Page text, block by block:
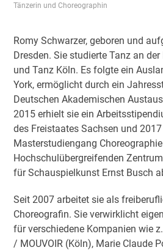
Tänzerin und Choreographin
Romy Schwarzer, geboren und
Dresden. Sie studierte Tanz an
und Tanz Köln. Es folgte ein
York, ermöglicht durch ein
Deutschen Akademischen
2015 erhielt sie ein
des Freistaates Sachsen und
Masterstudiengang
Hochschulübergreifenden
für Schauspielkunst Ernst Busch
Seit 2007 arbeitet sie als
Choreografin. Sie verwirklicht
für verschiedene Kompanien wie
/ MOUVOIR (Köln), Marie Claude